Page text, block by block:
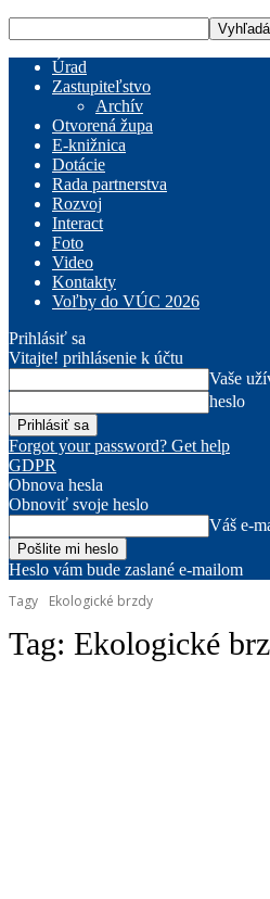
Úrad
Zastupiteľstvo
Archív
Otvorená župa
E-knižnica
Dotácie
Rada partnerstva
Rozvoj
Interact
Foto
Video
Kontakty
Voľby do VÚC 2026
Prihlásiť sa
Vitajte! prihlásenie k účtu
Vaše
heslo
Forgot your password? Get help
GDPR
Obnova hesla
Obnoviť svoje heslo
Váš e-
Heslo vám bude zaslané e-mailom
Tagy
Ekologické brzdy
Tag: Ekologické